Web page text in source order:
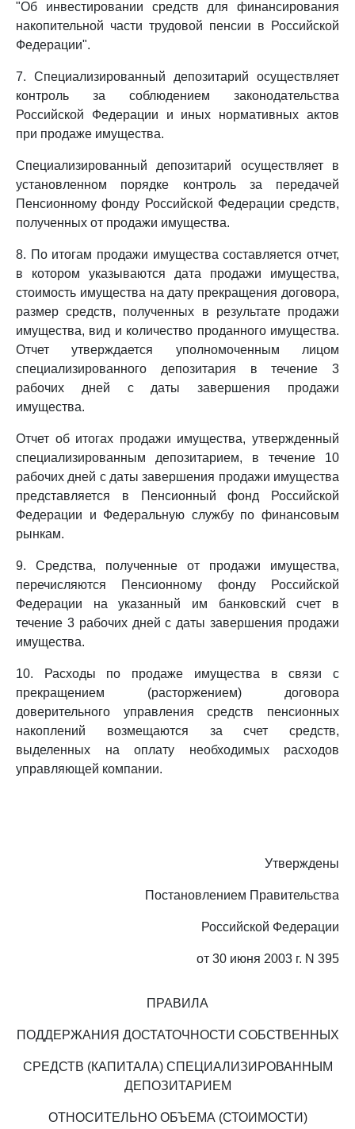
"Об инвестировании средств для финансирования
накопительной части трудовой пенсии в Российской
Федерации".
7. Специализированный депозитарий осуществляет
контроль за соблюдением законодательства
Российской Федерации и иных нормативных актов
при продаже имущества.
Специализированный депозитарий осуществляет в
установленном порядке контроль за передачей
Пенсионному фонду Российской Федерации средств,
полученных от продажи имущества.
8. По итогам продажи имущества составляется отчет,
в котором указываются дата продажи имущества,
стоимость имущества на дату прекращения договора,
размер средств, полученных в результате продажи
имущества, вид и количество проданного имущества.
Отчет утверждается уполномоченным лицом
специализированного депозитария в течение 3
рабочих дней с даты завершения продажи
имущества.
Отчет об итогах продажи имущества, утвержденный
специализированным депозитарием, в течение 10
рабочих дней с даты завершения продажи имущества
представляется в Пенсионный фонд Российской
Федерации и Федеральную службу по финансовым
рынкам.
9. Средства, полученные от продажи имущества,
перечисляются Пенсионному фонду Российской
Федерации на указанный им банковский счет в
течение 3 рабочих дней с даты завершения продажи
имущества.
10. Расходы по продаже имущества в связи с
прекращением (расторжением) договора
доверительного управления средств пенсионных
накоплений возмещаются за счет средств,
выделенных на оплату необходимых расходов
управляющей компании.
Утверждены
Постановлением Правительства
Российской Федерации
от 30 июня 2003 г. N 395
ПРАВИЛА
ПОДДЕРЖАНИЯ ДОСТАТОЧНОСТИ СОБСТВЕННЫХ
СРЕДСТВ (КАПИТАЛА) СПЕЦИАЛИЗИРОВАННЫМ
ДЕПОЗИТАРИЕМ
ОТНОСИТЕЛЬНО ОБЪЕМА (СТОИМОСТИ)